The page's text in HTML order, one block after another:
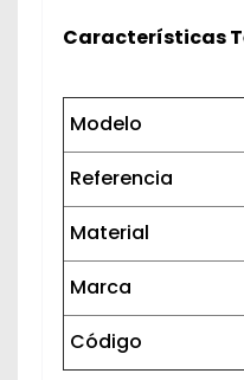
Características
Modelo
Referencia
Material
Marca
Código